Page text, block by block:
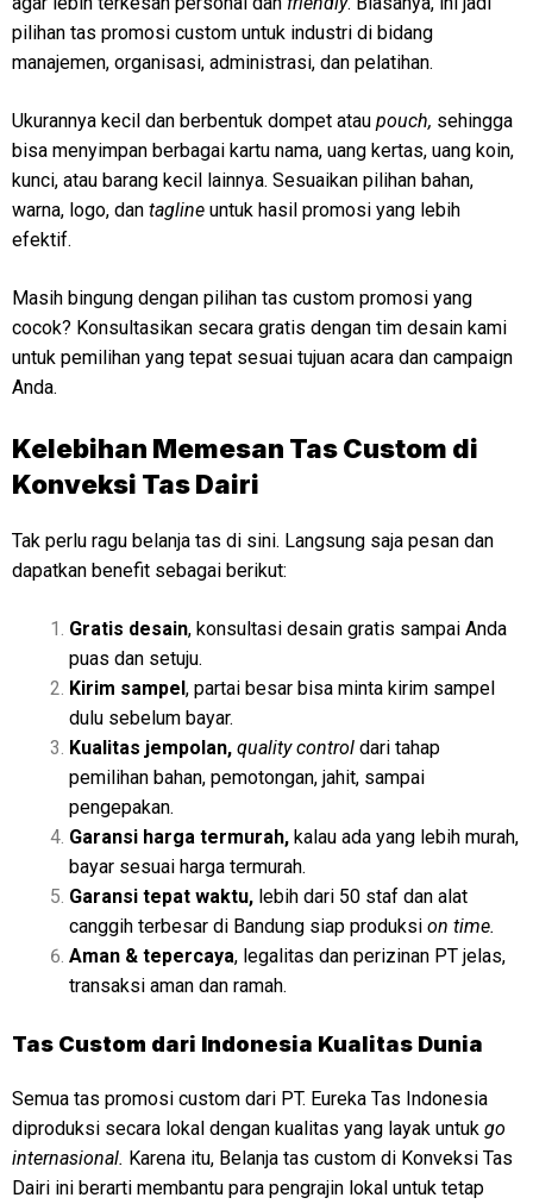
pilihan tas promosi custom untuk industri di bidang
manajemen, organisasi, administrasi, dan pelatihan.
Ukurannya kecil dan berbentuk dompet atau pouch, sehingga
bisa menyimpan berbagai kartu nama, uang kertas, uang koin,
kunci, atau barang kecil lainnya. Sesuaikan pilihan bahan,
warna, logo, dan tagline untuk hasil promosi yang lebih
efektif.
Masih bingung dengan pilihan tas custom promosi yang
cocok? Konsultasikan secara gratis dengan tim desain kami
untuk pemilihan yang tepat sesuai tujuan acara dan campaign
Anda.
Kelebihan Memesan Tas Custom di
Konveksi Tas Dairi
Tak perlu ragu belanja tas di sini. Langsung saja pesan dan
dapatkan benefit sebagai berikut:
Gratis desain, konsultasi desain gratis sampai Anda
puas dan setuju.
Kirim sampel, partai besar bisa minta kirim sampel
dulu sebelum bayar.
Kualitas jempolan, quality control dari tahap
pemilihan bahan, pemotongan, jahit, sampai
pengepakan.
Garansi harga termurah, kalau ada yang lebih murah,
bayar sesuai harga termurah.
Garansi tepat waktu, lebih dari 50 staf dan alat
canggih terbesar di Bandung siap produksi on time.
Aman & tepercaya, legalitas dan perizinan PT jelas,
transaksi aman dan ramah.
Tas Custom dari Indonesia Kualitas Dunia
Semua tas promosi custom dari PT. Eureka Tas Indonesia
diproduksi secara lokal dengan kualitas yang layak untuk go
internasional. Karena itu, Belanja tas custom di Konveksi Tas
Dairi ini berarti membantu para pengrajin lokal untuk tetap